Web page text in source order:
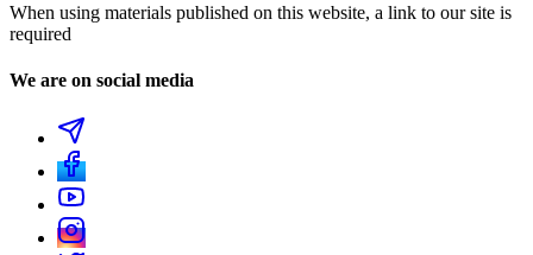
When using materials published on this website, a link to our site is
required
We are on social media